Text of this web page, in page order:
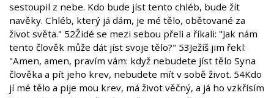
sestoupil z nebe. Kdo bude jíst tento chléb, bude žít
navěky. Chléb, který já dám, je mé tělo, obětované za
život světa." 52Židé se mezi sebou přeli a říkali: "Jak nám
tento člověk může dát jíst svoje tělo?" 53Ježíš jim řekl:
"Amen, amen, pravím vám: když nebudete jíst tělo Syna
člověka a pít jeho krev, nebudete mít v sobě život. 54Kdo
jí mé tělo a pije mou krev, má život věčný, a já ho vzkřísím